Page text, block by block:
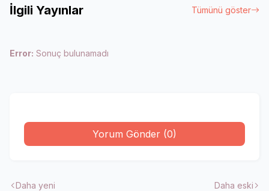
İlgili Yayınlar Tümünü göster
Error: Sonuç bulunamadı
Yorum Gönder (0)
Daha yeni Daha eski